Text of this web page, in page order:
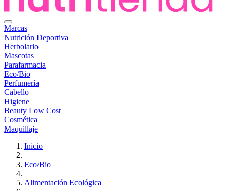
Marcas
Nutrición Deportiva
Herbolario
Mascotas
Parafarmacia
Eco/Bio
Perfumería
Cabello
Higiene
Beauty Low Cost
Cosmética
Maquillaje
Inicio
Eco/Bio
Alimentación Ecológica